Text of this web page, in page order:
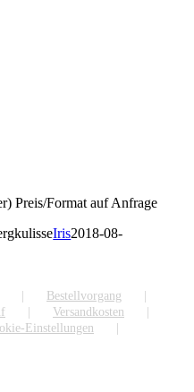
Preis/Format auf Anfrage
Iris2018-08-
Bestellvorgang
Versandkosten
Einstellungen